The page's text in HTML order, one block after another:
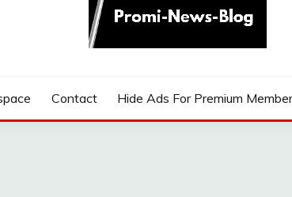
Contact Hide Ads For Premium